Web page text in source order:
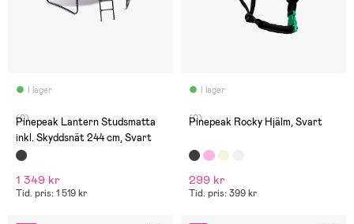
I lager
(0)
Pinepeak Lantern Studsmatta
inkl. Skyddsnät 244 cm, Svart
1 349 kr
Tid. pris: 1 519 kr
I lager
(0)
Pinepeak Rocky Hjälm, Svart
299 kr
Tid. pris: 399 kr